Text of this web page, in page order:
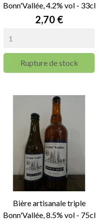
Bonn'Vallée, 4.2% vol - 33cl
Prix
2,70 €
Rupture de stock
Bière artisanale triple
Bonn'Vallée, 8.5% vol - 75cl